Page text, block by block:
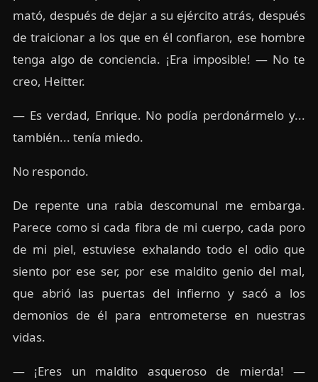
mató, después de dejar a su ejército atrás, después
de traicionar a los que en él confiaron, ese hombre
tenga algo de conciencia. ¡Era imposible! — No te
creo, Heitter.
— Es verdad, Enrique. No podía perdonármelo y...
también... tenía miedo.
No respondo.
De repente una rabia descomunal me embarga.
Parece como si cada fibra de mi cuerpo, cada poro
de mi piel, estuviese exhalando todo el odio que
siento por ese ser, por ese maldito genio del mal,
que abrió las puertas del infierno y sacó a los
demonios de él para entrometerse en nuestras
vidas.
— ¡Eres un maldito asqueroso de mierda! —